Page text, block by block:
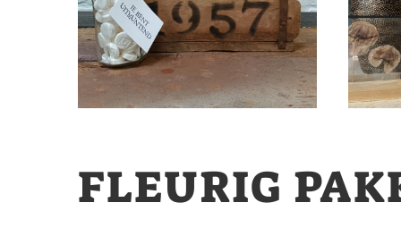
FLEURIG